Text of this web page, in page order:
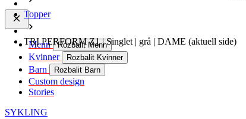
Menn Rozbalit Menn
Kvinner Rozbalit Kvinner
Barn Rozbalit Barn
Custom design
Stories
SYKLING
Topper
TRI PERFORM Z1 | Singlet | grå | DAME (aktuell side)